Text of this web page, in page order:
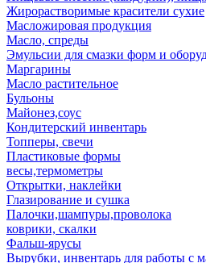
Жирорастворимые красители сухие
Масложировая продукция
Масло, спреды
Эмульсии для смазки форм и
Маргарины
Масло растительное
Бульоны
Майонез,соус
Кондитерский инвентарь
Топперы, свечи
Пластиковые формы
весы,термометры
Открытки, наклейки
Глазирование и сушка
Палочки,шампуры,проволока
коврики, скалки
Фальш-ярусы
Вырубки, инвентарь для работы с